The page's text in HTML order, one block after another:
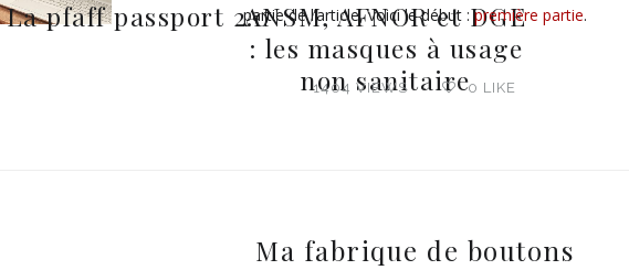
partie de l’article, voici le début :première partie.
1404 VIEWS 0 LIKE
Ma fabrique de boutons
La pfaff passport 2.0ANSM, AFNOR et DGE
: les masques à usage
non sanitaire